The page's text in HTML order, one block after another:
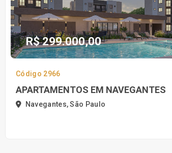
R$ 299.000,00
Código 2966
APARTAMENTOS EM NAVEGANTES
Navegantes, São Paulo